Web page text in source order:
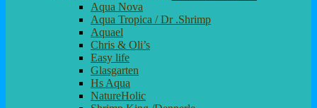
Aqua Nova
Aqua Tropica / Dr .Shrimp
Aquael
Chris & Oli’s
Easy life
Glasgarten
Hs Aqua
NatureHolic